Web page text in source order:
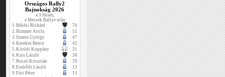
Országos Rally2
Bajnokság 2026
a 3.futam,
a Mecsek Rallye után
1.Békési Richárd
70
2.Himmer Attila
51
3.Simon György
47
4.Kerekes Bence
42
5.Kóródi Koppány
31
6.Kiss László
30
7.Ruszó Krisztián
20
8.Endrődi László
13
9.Fóti Péter 11